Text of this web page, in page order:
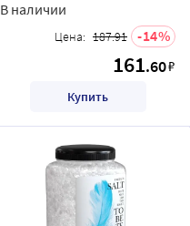
В наличии
Цена: 187.91 14
161.60₽
Купить